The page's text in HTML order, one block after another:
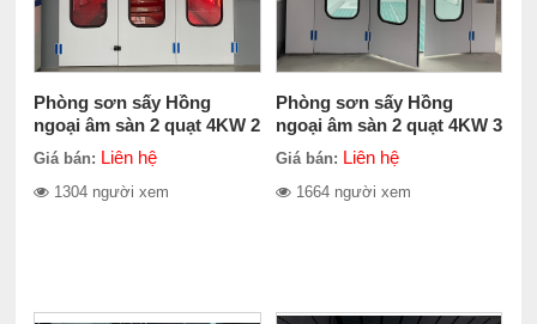
Phòng sơn sấy Hồng
ngoại âm sàn 2 quạt 4KW 2
sàn hở
Giá bán: Liên hệ
1304 người xem
Phòng sơn sấy Hồng
ngoại âm sàn 2 quạt 4KW 3
sàn hở
Giá bán: Liên hệ
1664 người xem